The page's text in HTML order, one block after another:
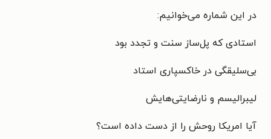
در این شماره می‌خوانیم:
استادی که پل‌ساز سنت و تجدد بود
بی‌سلیقگی در خاکسپاری استاد
لیبرالیسم و نارضایتی‌هایش
آیا امریکا روحش را از دست داده است؟